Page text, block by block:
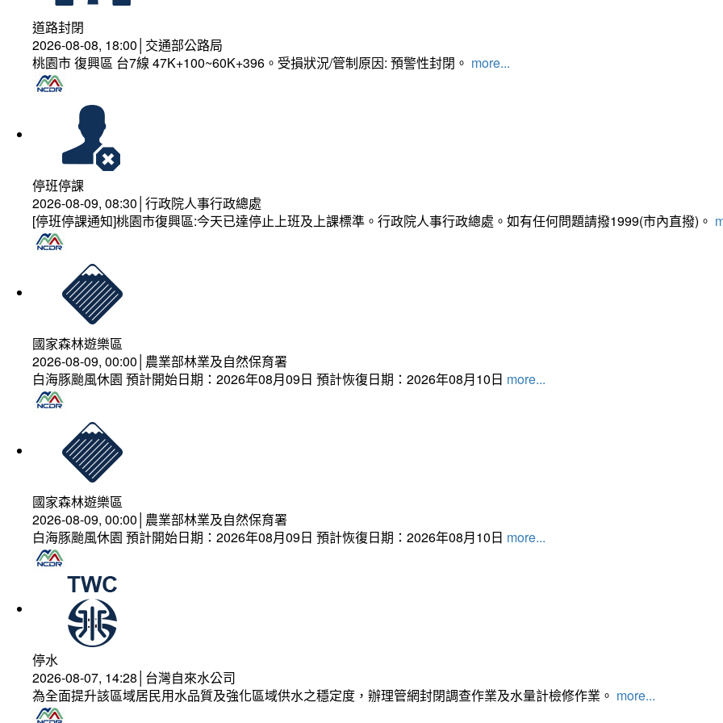
道路封閉
2026-08-08, 18:00│交通部公路局
桃園市 復興區 台7線 47K+100~60K+396。受損狀況/管制原因: 預警性封閉。 more...
停班停課
2026-08-09, 08:30│行政院人事行政總處
[停班停課通知]桃園市復興區:今天已達停止上班及上課標準。行政院人事行政總處。如有任何問題請撥1999(市內直撥)。
國家森林遊樂區
2026-08-09, 00:00│農業部林業及自然保育署
白海豚颱風休園 預計開始日期：2026年08月09日 預計恢復日期：2026年08月10日 more...
國家森林遊樂區
2026-08-09, 00:00│農業部林業及自然保育署
白海豚颱風休園 預計開始日期：2026年08月09日 預計恢復日期：2026年08月10日 more...
停水
2026-08-07, 14:28│台灣自來水公司
為全面提升該區域居民用水品質及強化區域供水之穩定度，辦理管網封閉調查作業及水量計檢修作業。 more...